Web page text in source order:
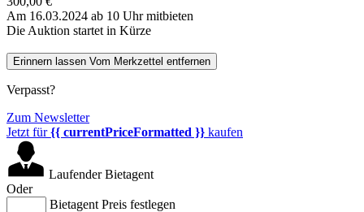
Am 16.03.2024 ab 10 Uhr mitbieten
Die Auktion startet in Kürze
Erinnern lassen Vom Merkzettel entfernen
Verpasst?
Zum Newsletter
Jetzt für{{ currentPriceFormatted }} kaufen
Laufender Bietagent
Oder
Bietagent Preis festlegen